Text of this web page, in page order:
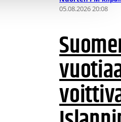
05.08.2026 20:08